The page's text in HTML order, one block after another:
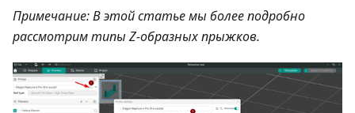
Примечание: В этой статье мы более подробно
рассмотрим типы Z-образных прыжков.